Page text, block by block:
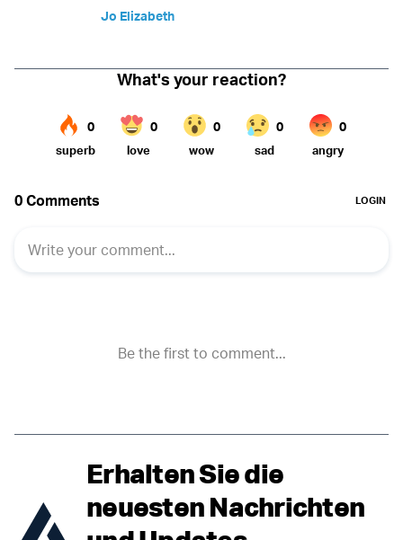
Jo Elizabeth
Erhalten Sie die
neuesten Nachrichten